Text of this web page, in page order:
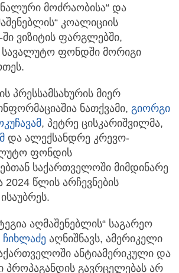
მოძრაობისა“ და
კოალიციის
ვიზიტის ფარგლებში,
ფონდში მორიგი
პრესსამსახურის მიერ
ნათქვამი, გიორგი
, პეტრე ცისკარიშვილმა,
მ და ალექსანდრე კრევო-
ფონდის
საქართველოში მიმდინარე
წლის არჩევნების
აღმაშენებლის“ საგარეო
აღნიშნავს, ამერიკელი
ანტიამერიკული და
პროპაგანდის გავრცელებას არ